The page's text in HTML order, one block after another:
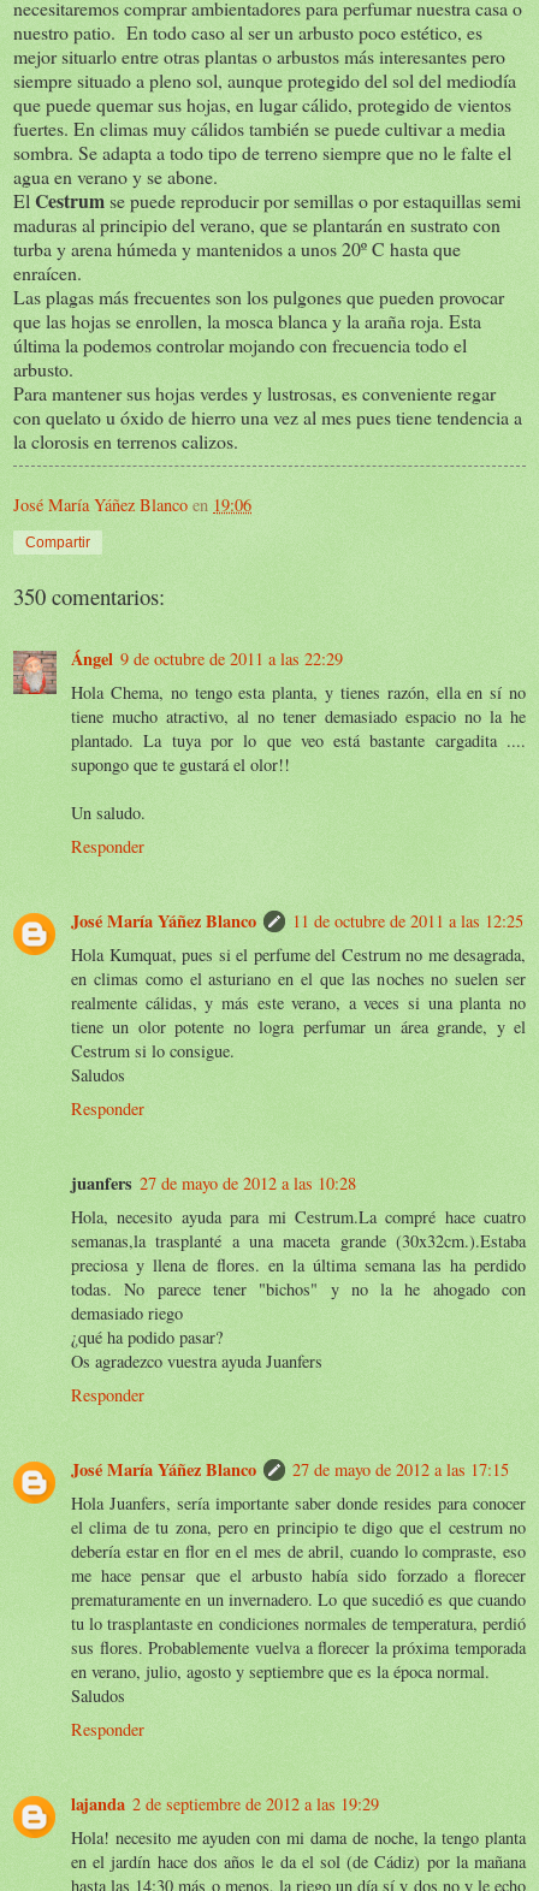
necesitaremos comprar ambientadores para perfumar nuestra casa o
nuestro patio. En todo caso al ser un arbusto poco estético, es
mejor situarlo entre otras plantas o arbustos más interesantes pero
siempre situado a pleno sol, aunque protegido del sol del mediodía
que puede quemar sus hojas, en lugar cálido, protegido de vientos
fuertes. En climas muy cálidos también se puede cultivar a media
sombra. Se adapta a todo tipo de terreno siempre que no le falte el
agua en verano y se abone.
El Cestrumse puede reproducir por semillas o por estaquillas semi
maduras al principio del verano, que se plantarán en sustrato con
turba y arena húmeda y mantenidos a unos 20º C hasta que
enraícen.
Las plagas más frecuentes son los pulgones que pueden provocar
que las hojas se enrollen, la mosca blanca y la araña roja. Esta
última la podemos controlar mojando con frecuencia todo el
arbusto.
Para mantener sus hojas verdes y lustrosas, es conveniente regar
con quelato u óxido de hierro una vez al mes pues tiene tendencia a
la clorosis en terrenos calizos.
José María Yáñez Blanco en 19:06
Compartir
350 comentarios:
Ángel 9 de octubre de 2011 a las 22:29
Hola Chema, no tengo esta planta, y tienes razón, ella en sí no
tiene mucho atractivo, al no tener demasiado espacio no la he
plantado. La tuya por lo que veo está bastante cargadita ....
supongo que te gustará el olor!!
Un saludo.
Responder
José María Yáñez Blanco
11 de octubre de 2011 a las 12:25
Hola Kumquat, pues si el perfume del Cestrum no me desagrada,
en climas como el asturiano en el que las noches no suelen ser
realmente cálidas, y más este verano, a veces si una planta no
tiene un olor potente no logra perfumar un área grande, y el
Cestrum si lo consigue.
Saludos
Responder
juanfers 27 de mayo de 2012 a las 10:28
Hola, necesito ayuda para mi Cestrum.La compré hace cuatro
semanas,la trasplanté a una maceta grande (30x32cm.).Estaba
preciosa y llena de flores. en la última semana las ha perdido
todas. No parece tener "bichos" y no la he ahogado con
demasiado riego
¿qué ha podido pasar?
Os agradezco vuestra ayuda Juanfers
Responder
José María Yáñez Blanco
27 de mayo de 2012 a las 17:15
Hola Juanfers, sería importante saber donde resides para conocer
el clima de tu zona, pero en principio te digo que el cestrum no
debería estar en flor en el mes de abril, cuando lo compraste, eso
me hace pensar que el arbusto había sido forzado a florecer
prematuramente en un invernadero. Lo que sucedió es que cuando
tu lo trasplantaste en condiciones normales de temperatura, perdió
sus flores. Probablemente vuelva a florecer la próxima temporada
en verano, julio, agosto y septiembre que es la época normal.
Saludos
Responder
lajanda 2 de septiembre de 2012 a las 19:29
Hola! necesito me ayuden con mi dama de noche, la tengo planta
en el jardín hace dos años le da el sol (de Cádiz) por la mañana
hasta las 14:30 más o menos, la riego un día sí y dos no y le echo